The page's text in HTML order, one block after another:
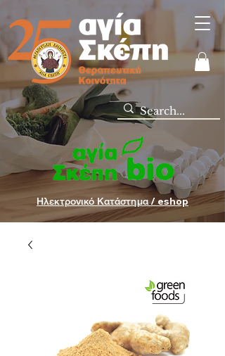
Ηλεκτρονικό Κατάστημα / eshop